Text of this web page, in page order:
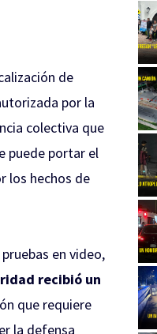
de
por la
colectiva que
puede portar el
los hechos de
en video,
recibió un
que requiere
la defensa